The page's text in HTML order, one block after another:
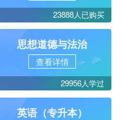
23888人已购买
思想道德与法治
查看详情
29956人学过
英语（专升本）